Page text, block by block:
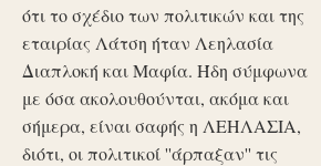
ότι το σχέδιο των πολιτικών και της
εταιρίας Λάτση ήταν Λεηλασία
Διαπλοκή και Μαφία. Ήδη σύμφωνα
με όσα ακολουθούνται, ακόμα και
σήμερα, είναι σαφής η ΛΕΗΛΑΣΙΑ,
διότι, οι πολιτικοί ''άρπαξαν'' τις